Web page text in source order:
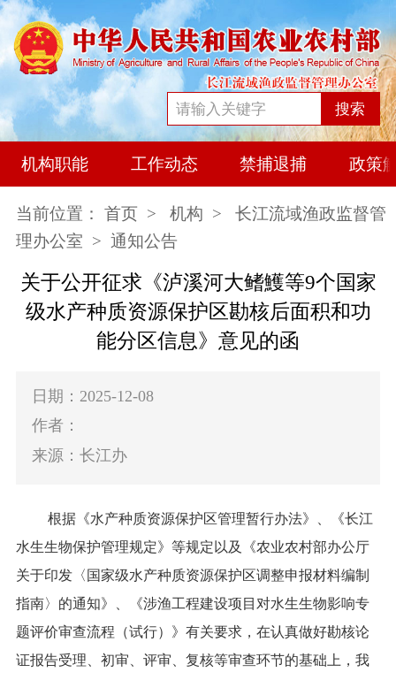
搜索
机构职能 工作动态 禁捕退捕 政策
当前位置： 首页 > 机构 >
长江流域渔政监督管
理办公室 > 通知公告
关于公开征求《泸溪河大鳍鱯等9个国家
级水产种质资源保护区勘核后面积和功
能分区信息》意见的函
日期：2025-12-08
作者：
来源：长江办
根据《水产种质资源保护区管理暂行办法》、《长江
水生生物保护管理规定》等规定以及《农业农村部办公厅
关于印发〈 国家级水产种质资源保护区调整申报材料编制
指南〉 的通知》
《涉渔工程建设项目对水生生物影响专
题评价审查流程（试行）》 有关要求，在认真做好勘核论
证报告受理、初审、评审、复核等审查环节的基础上， 我